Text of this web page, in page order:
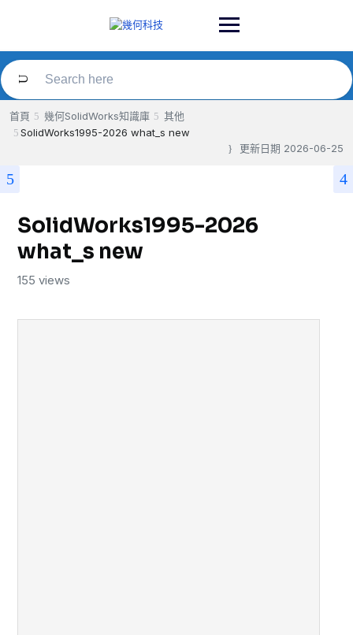
首頁 幾何SolidWorks知識庫
其他
SolidWorks1995-2026 what_s new
更新日期 2026-06-25
SolidWorks1995-2026
what_s new
155 views